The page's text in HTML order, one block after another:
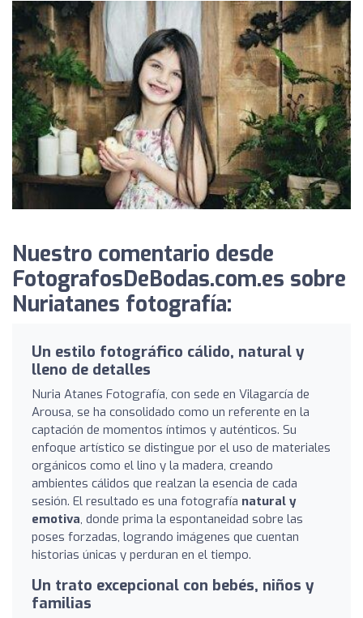
Nuestro comentario desde
FotografosDeBodas.com.es sobre
Nuriatanes fotografía:
Un estilo fotográfico cálido, natural y
lleno de detalles
Nuria Atanes Fotografía, con sede en Vilagarcía de
Arousa, se ha consolidado como un referente en la
captación de momentos íntimos y auténticos. Su
enfoque artístico se distingue por el uso de materiales
orgánicos como el lino y la madera, creando
ambientes cálidos que realzan la esencia de cada
sesión. El resultado es una fotografía natural y
emotiva, donde prima la espontaneidad sobre las
poses forzadas, logrando imágenes que cuentan
historias únicas y perduran en el tiempo.
Un trato excepcional con bebés, niños y
familias